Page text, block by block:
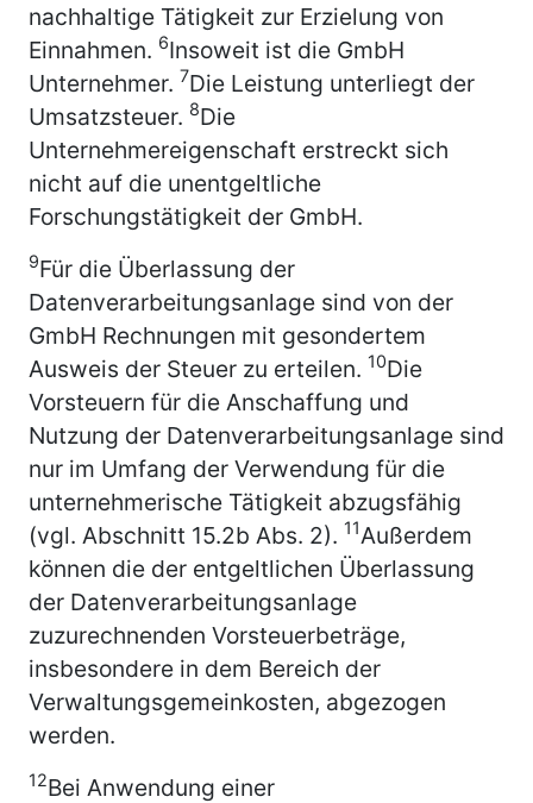
nachhaltige Tätigkeit zur Erzielung von
Einnahmen. 6Insoweit ist die GmbH
Unternehmer. 7Die Leistung unterliegt der
Umsatzsteuer. 8Die
Unternehmereigenschaft erstreckt sich
nicht auf die unentgeltliche
Forschungstätigkeit der GmbH.
9Für die Überlassung der
Datenverarbeitungsanlage sind von der
GmbH Rechnungen mit gesondertem
Ausweis der Steuer zu erteilen. 10Die
Vorsteuern für die Anschaffung und
Nutzung der Datenverarbeitungsanlage sind
nur im Umfang der Verwendung für die
unternehmerische Tätigkeit abzugsfähig
(vgl. Abschnitt 15.2b Abs. 2). 11Außerdem
können die der entgeltlichen Überlassung
der Datenverarbeitungsanlage
zuzurechnenden Vorsteuerbeträge,
insbesondere in dem Bereich der
Verwaltungsgemeinkosten, abgezogen
werden.
12Bei Anwendung einer